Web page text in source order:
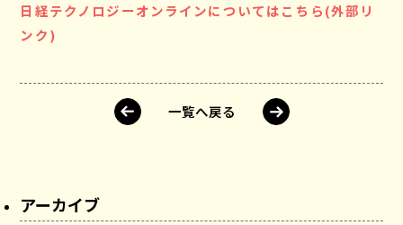
日経テクノロジーオンラインについてはこちら(外部リ
ンク)
一覧へ戻る
アーカイブ